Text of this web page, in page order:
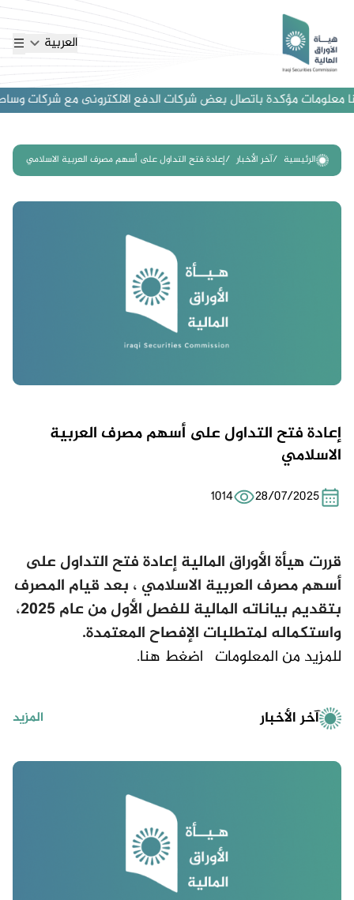
العربية
معلومات مؤكدة باتصال بعض شركات الدفع الالكترونى مع شركات وساطة
الرئيسية آخر الأخبار إعادة فتح التداول على أسهم مصرف العربية الاسلامي
إعادة فتح التداول على أسهم مصرف العربية
الاسلامي
28/07/2025
1014
قررت هيأة الأوراق المالية إعادة فتح التداول على
أسهم مصرف العربية الاسلامي ، بعد قيام المصرف
بتقديم بياناته المالية للفصل الأول من عام 2025،
واستكماله لمتطلبات الإفصاح المعتمدة.
للمزيد من المعلومات اضغط هنا.
آخر الأخبار المزيد